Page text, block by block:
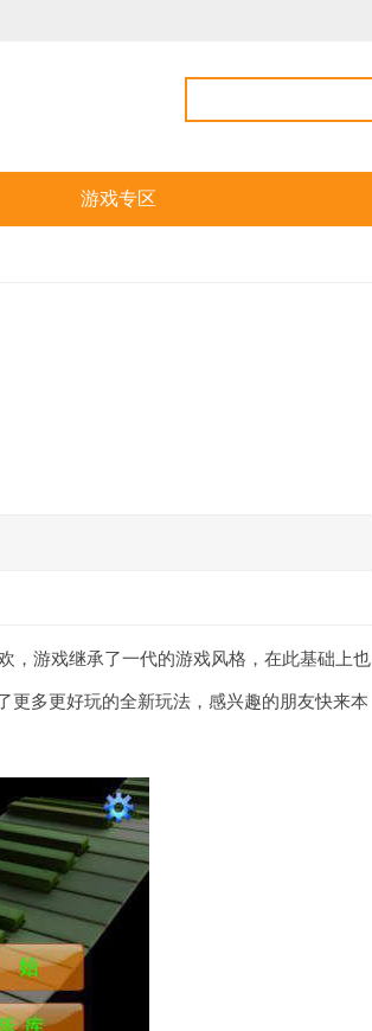
游戏专区
，游戏继承了一代的游戏风格，在此基础上也
更多更好玩的全新玩法，感兴趣的朋友快来本